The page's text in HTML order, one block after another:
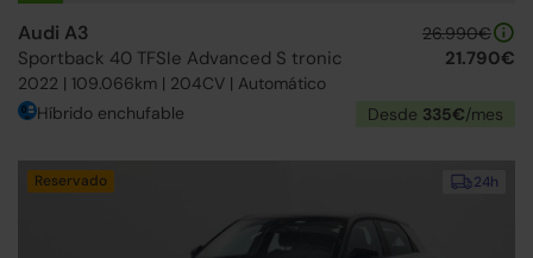
Audi A3
Sportback 40 TFSIe Advanced S tronic
2022 | 109.066km | 204CV | Automático
26.990€
21.790€
Híbrido enchufable Desde 335€/mes
24h
Reservado